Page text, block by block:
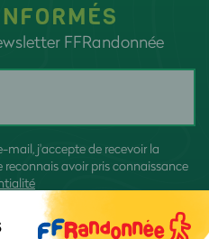
FFRandonnée
mail, j'accepte de recevoir la
reconnais avoir pris connaissance